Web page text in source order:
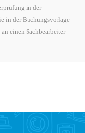
in der
in der Buchungsvorlage
einen Sachbearbeiter